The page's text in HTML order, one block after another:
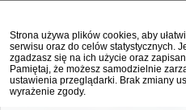
Strona używa plików cookies, aby
serwisu oraz do celów statystycznych.
zgadzasz się na ich użycie oraz
Pamiętaj, że możesz samodzielnie
ustawienia przeglądarki. Brak zmiany
wyrażenie zgody.